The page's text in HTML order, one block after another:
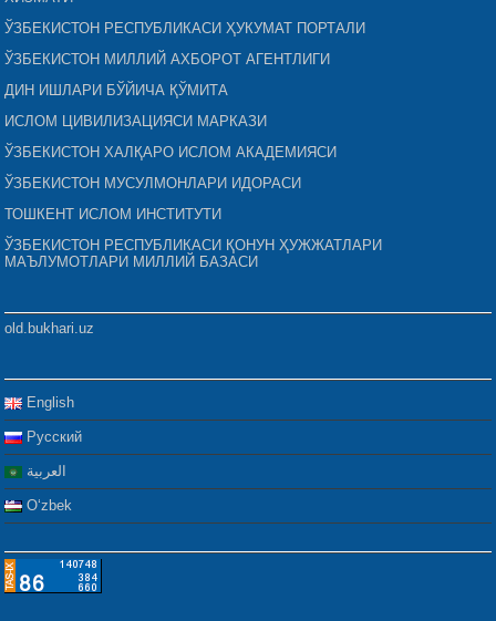
ЎЗБЕКИСТОН РЕСПУБЛИКАСИ ҲУКУМАТ ПОРТАЛИ
ЎЗБЕКИСТОН МИЛЛИЙ АХБОРОТ АГЕНТЛИГИ
ДИН ИШЛАРИ БЎЙИЧА ҚЎМИТА
ИСЛОМ ЦИВИЛИЗАЦИЯСИ МАРКАЗИ
ЎЗБЕКИСТОН ХАЛҚАРО ИСЛОМ АКАДЕМИЯСИ
ЎЗБЕКИСТОН МУСУЛМОНЛАРИ ИДОРАСИ
ТОШКЕНТ ИСЛОМ ИНСТИТУТИ
ЎЗБЕКИСТОН РЕСПУБЛИКАСИ ҚОНУН ҲУЖЖАТЛАРИ
МАЪЛУМОТЛАРИ МИЛЛИЙ БАЗАСИ
old.bukhari.uz
English
Русский
العربية
Oʻzbek